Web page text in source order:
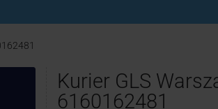
Kurier GLS
6160162481